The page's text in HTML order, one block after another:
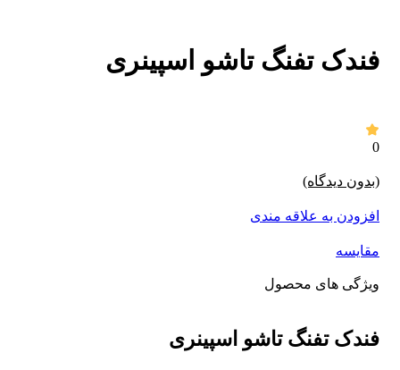
فندک تفنگ تاشو اسپینری
0
(بدون دیدگاه)
افزودن به علاقه مندی
مقايسه
ویژگی های محصول
فندک تفنگ تاشو اسپینری